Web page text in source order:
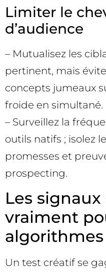
Limiter le
d’audience
– Mutualisez les
pertinent, mais
concepts jumeaux
froide en simultané.
– Surveillez la
outils natifs ; isolez
promesses et
prospecting.
Les
vraiment
Un test créatif se